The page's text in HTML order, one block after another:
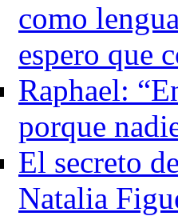
como
espero que
Raphael:
porque
El secreto
Natalia